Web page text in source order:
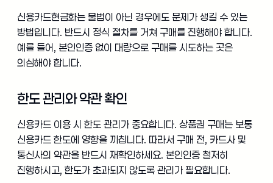
신용카드현금화는 불법이 아닌 경우에도 문제가 생길 수 있는
방법입니다. 반드시 정식 절차를 거쳐 구매를 진행해야 합니다.
예를 들어, 본인인증 없이 대량으로 구매를 시도하는 곳은
의심해야 합니다.
한도 관리와 약관 확인
신용카드 이용 시 한도 관리가 중요합니다. 상품권 구매는 보통
신용카드 한도에 영향을 끼칩니다. 따라서 구매 전, 카드사 및
통신사의 약관을 반드시 재확인하세요. 본인인증 철저히
진행하시고, 한도가 초과되지 않도록 관리가 필요합니다.